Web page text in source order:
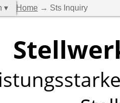
▾ Home → Sts Inquiry